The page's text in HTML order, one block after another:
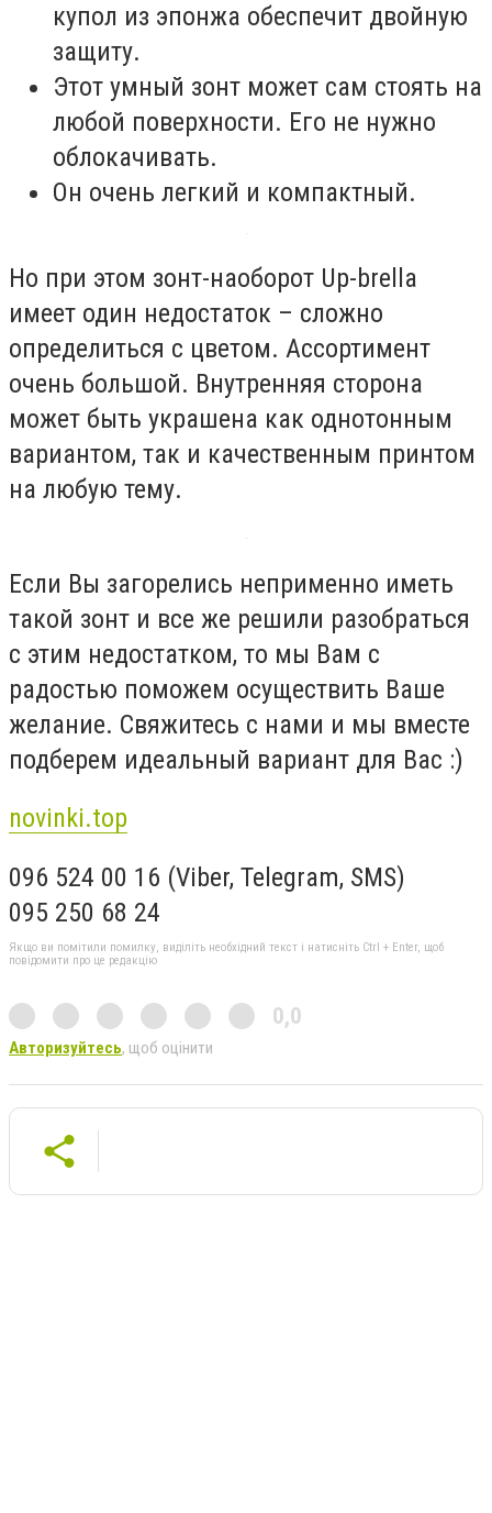
купол из эпонжа обеспечит двойную
защиту.
Этот умный зонт может сам стоять на
любой поверхности. Его не нужно
облокачивать.
Он очень легкий и компактный.
Но при этом зонт-наоборот Up-brella
имеет один недостаток – сложно
определиться с цветом. Ассортимент
очень большой. Внутренняя сторона
может быть украшена как однотонным
вариантом, так и качественным принтом
на любую тему.
Если Вы загорелись неприменно иметь
такой зонт и все же решили разобраться
с этим недостатком, то мы Вам с
радостью поможем осуществить Ваше
желание. Свяжитесь с нами и мы вместе
подберем идеальный вариант для Вас :)
novinki.top
096 524 00 16 (Viber, Telegram, SMS)
095 250 68 24
Якщо ви помітили помилку, виділіть необхідний текст і натисніть Ctrl + Enter, щоб
повідомити про це редакцію
0,0
Авторизуйтесь, щоб оцінити